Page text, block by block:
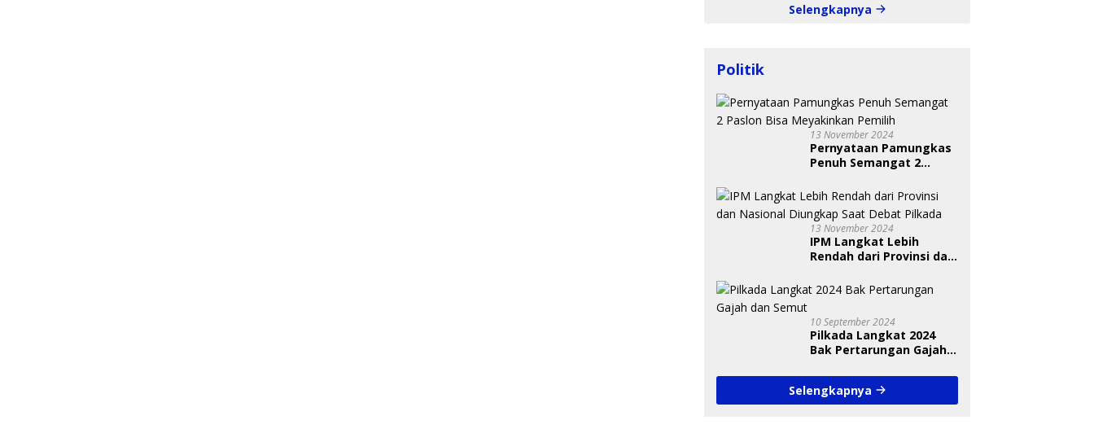
Selengkapnya
Politik
13 November 2024
Pernyataan Pamungkas
Penuh Semangat 2
Pemilih
13 November 2024
IPM Langkat Lebih
Rendah dari Provinsi dan
Debat Pilkada
10 September 2024
Pilkada Langkat 2024
Bak Pertarungan Gajah
Selengkapnya